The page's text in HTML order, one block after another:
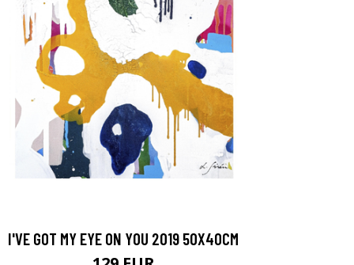
I'VE GOT MY EYE ON YOU 2019 50X40CM